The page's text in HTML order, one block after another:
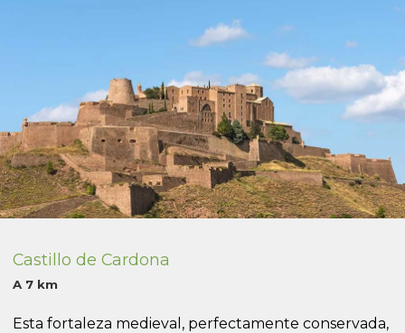
Castillo de Cardona
A 7 km
Esta fortaleza medieval, perfectamente conservada,